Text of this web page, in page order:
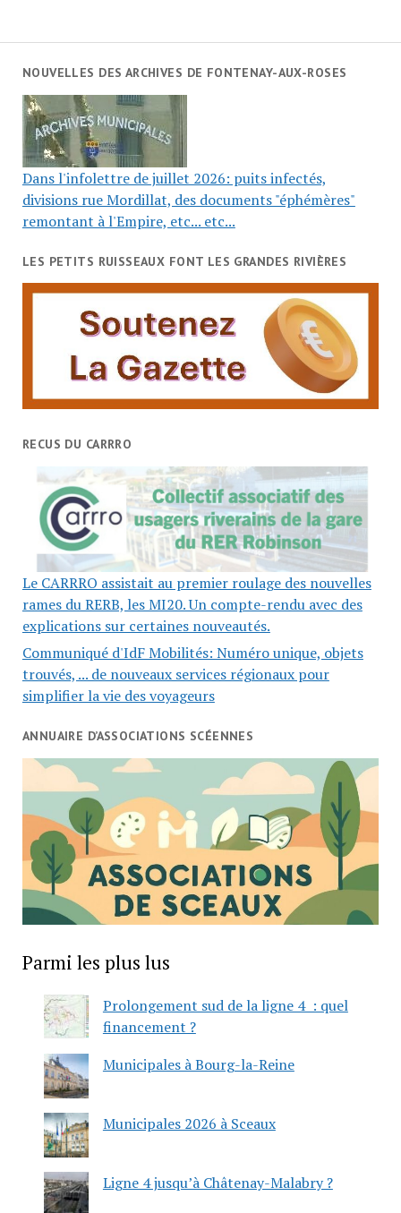
NOUVELLES DES ARCHIVES DE FONTENAY-AUX-ROSES
Dans l'infolettre de juillet 2026: puits infectés,
divisions rue Mordillat, des documents "éphémères"
remontant à l'Empire, etc... etc...
LES PETITS RUISSEAUX FONT LES GRANDES RIVIÈRES
RECUS DU CARRRO
Le CARRRO assistait au premier roulage des nouvelles
rames du RERB, les MI20. Un compte-rendu avec des
explications sur certaines nouveautés.
Communiqué d'IdF Mobilités: Numéro unique, objets
trouvés, ... de nouveaux services régionaux pour
simplifier la vie des voyageurs
ANNUAIRE D’ASSOCIATIONS SCÉENNES
Parmi les plus lus
Prolongement sud de la ligne 4 : quel
financement ?
Municipales à Bourg-la-Reine
Municipales 2026 à Sceaux
Ligne 4 jusqu’à Châtenay-Malabry ?